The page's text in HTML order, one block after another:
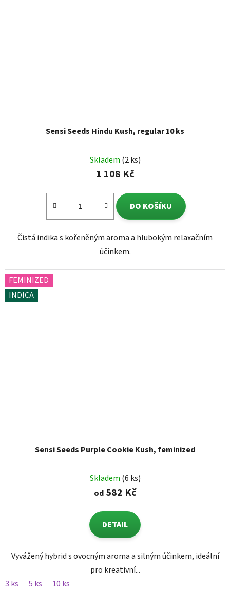
Sensi Seeds Hindu Kush, regular 10 ks
Skladem (2 ks)
1 108 Kč
DO KOŠÍKU
Čistá indika s kořeněným aroma a hlubokým relaxačním
účinkem.
FEMINIZED
INDICA
Sensi Seeds Purple Cookie Kush, feminized
Skladem (6 ks)
od582 Kč
DETAIL
Vyvážený hybrid s ovocným aroma a silným účinkem, ideální
pro kreativní...
3 ks
5 ks 10 ks